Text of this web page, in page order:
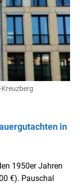
in
1950er Jahren
€). Pauschal